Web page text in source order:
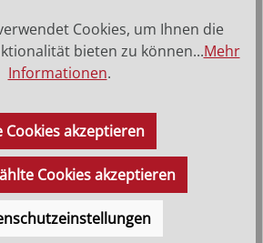
€
Cookies, um Ihnen die
bieten zu können...Mehr
Informationen.
Cookies akzeptieren
Cookies akzeptieren